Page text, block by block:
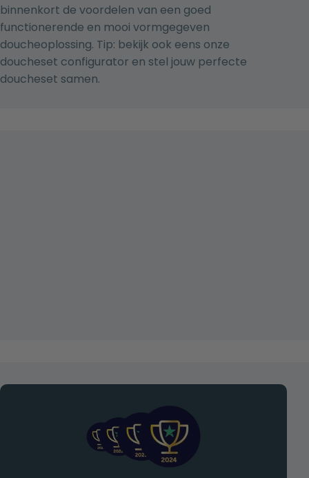
binnenkort de voordelen van een goed
functionerende en mooi vormgegeven
doucheoplossing. Tip: bekijk ook eens onze
doucheset configurator en stel jouw perfecte
doucheset samen.